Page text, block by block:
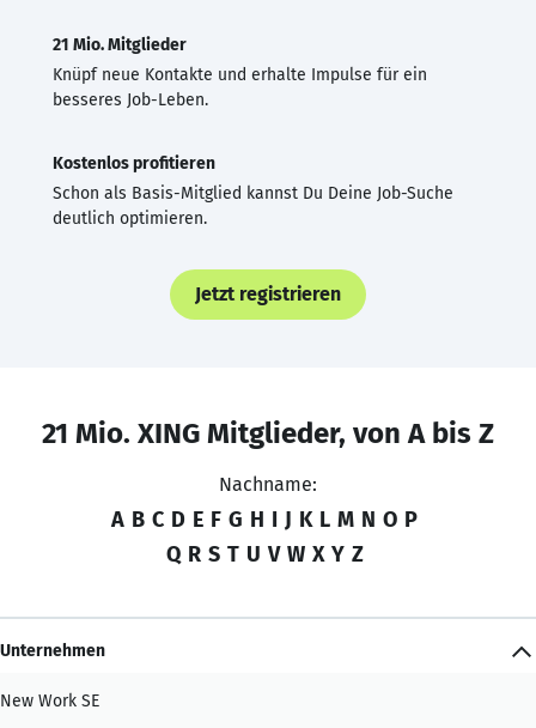
21 Mio. Mitglieder
Knüpf neue Kontakte und erhalte Impulse für ein
besseres Job-Leben.
Kostenlos profitieren
Schon als Basis-Mitglied kannst Du Deine Job-Suche
deutlich optimieren.
Jetzt registrieren
21 Mio. XING Mitglieder, von A bis Z
Nachname:
A B C D E F G H I J K L M N O P
Q R S T U V W X Y Z
Unternehmen
New Work SE